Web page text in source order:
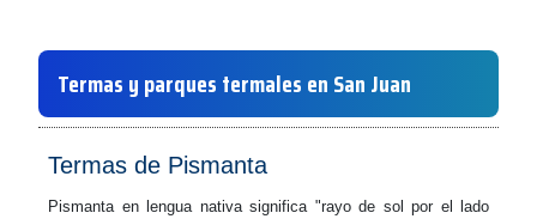
Termas y parques termales en San Juan
Termas de Pismanta
Pismanta en lengua nativa significa "rayo de sol por el lado